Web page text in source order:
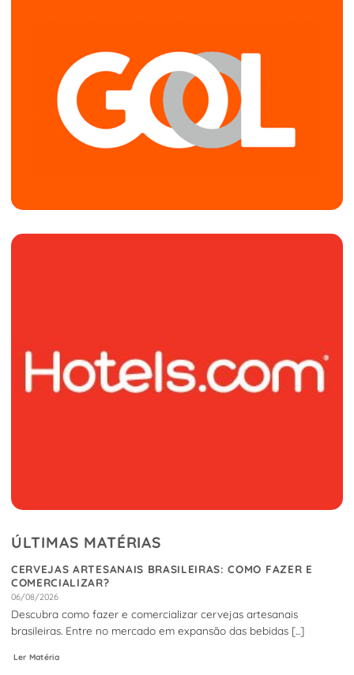
ÚLTIMAS MATÉRIAS
CERVEJAS ARTESANAIS BRASILEIRAS: COMO FAZER E
COMERCIALIZAR?
06/08/2026
Descubra como fazer e comercializar cervejas artesanais
brasileiras. Entre no mercado em expansão das bebidas [...]
Ler Matéria